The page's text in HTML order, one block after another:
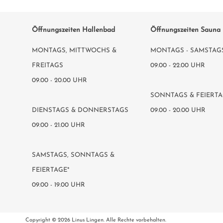
Öffnungszeiten Hallenbad
MONTAGS, MITTWOCHS &
FREITAGS
09.00 - 20.00 UHR
DIENSTAGS & DONNERSTAGS
09.00 - 21.00 UHR
SAMSTAGS, SONNTAGS &
FEIERTAGE*
09.00 - 19.00 UHR
Öffnungszeiten Sauna
MONTAGS -
09.00 - 22.00 UHR
SONNTAGS &
09.00 - 20.00 UHR
Copyright © 2026 Linus Lingen. Alle Rechte vorbehalten.